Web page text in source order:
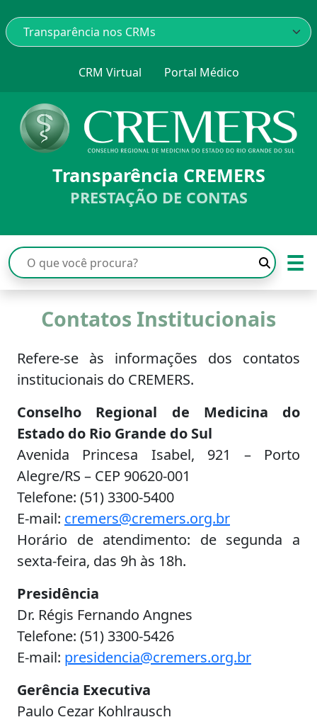
CRM Virtual Portal Médico
Transparência CREMERS
PRESTAÇÃO DE CONTAS
☰
Contatos Institucionais
Refere-se às informações dos contatos
institucionais do CREMERS.
Conselho Regional de Medicina do
Estado do Rio Grande do Sul
Avenida Princesa Isabel, 921 – Porto
Alegre/RS – CEP 90620-001
Telefone: (51) 3300-5400
E-mail: cremers@cremers.org.br
Horário de atendimento: de segunda a
sexta-feira, das 9h às 18h.
Presidência
Dr. Régis Fernando Angnes
Telefone: (51) 3300-5426
E-mail: presidencia@cremers.org.br
Gerência Executiva
Paulo Cezar Kohlrausch